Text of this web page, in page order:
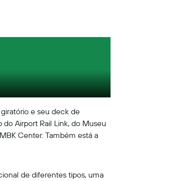
e seu deck de
Airport Rail Link, do Museu
Center. Também está a
de diferentes tipos, uma